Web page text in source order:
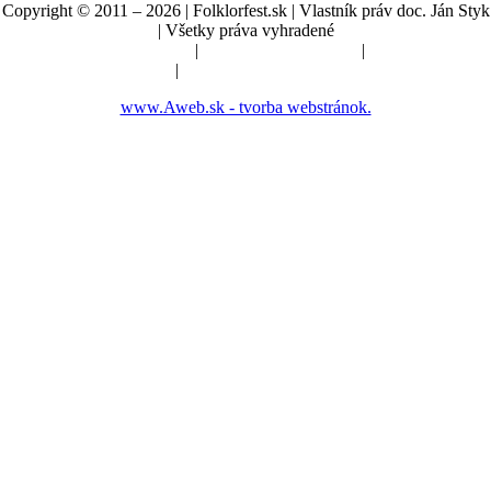
Copyright © 2011 – 2026 | Folklorfest.sk | Vlastník práv doc. Ján Styk
| Všetky práva vyhradené
| |
|
www.Aweb.sk - tvorba webstránok.